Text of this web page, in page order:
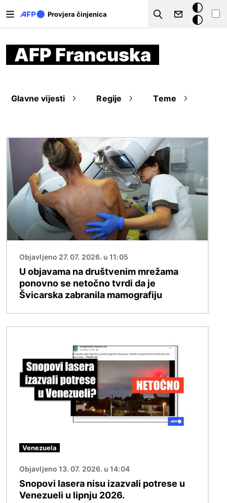
Provjera činjenica
Search
Tamna
pozadina
AFP Francuska
Glavne vijesti Regije Teme
Slika
Objavljeno 27. 07. 2026. u 11:05
U objavama na društvenim mrežama
ponovno se netočno tvrdi da je
Švicarska zabranila mamografiju
Venezuela
Objavljeno 13. 07. 2026. u 14:04
Snopovi lasera nisu izazvali potrese u
Venezueli u lipnju 2026.